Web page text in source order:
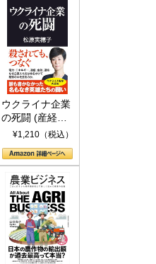
ウクライナ企業
の死闘 (産経セ
レクト S 039)
¥1,210（税込）